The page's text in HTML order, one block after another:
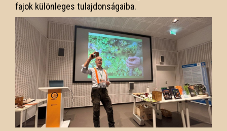
fajok különleges tulajdonságaiba.